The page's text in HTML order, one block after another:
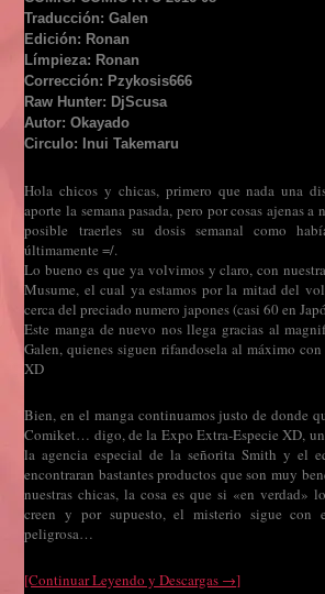
Traducción: Galen
Edición: Ronan
Límpieza: Ronan
Corrección: Pzykosis666
Raw Hunter: DjScusa
Autor: Okayado
Circulo: Inui Takemaru
Hola chicos y chicas, primero que nada una
aporte la semana pasada, pero por cosas ajenas a
posible traerles su dosis semanal como
últimamente =/.
Lo bueno es que ya volvimos y claro, con
Musume, el cual ya estamos por la mitad del
cerca del preciado numero japones (casi 60 en
Este manga de nuevo nos llega gracias al
Galen, quienes siguen rifandosela al máximo
XD
Bien, en el manga continuamos justo de donde
Comiket… digo, de la Expo Extra-Especie XD,
la agencia especial de la señorita Smith y el
encontraran bastantes productos que son muy
nuestras chicas, la cosa es que si «en verdad»
creen y por supuesto, el misterio sigue con
peligrosa…
[Continuar Leyendo y Descargas →]